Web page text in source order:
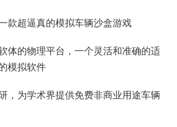
款超逼真的模拟车辆沙盒游戏
体的物理平台，一个灵活和准确的适
模拟软件
，为学术界提供免费非商业用途车辆